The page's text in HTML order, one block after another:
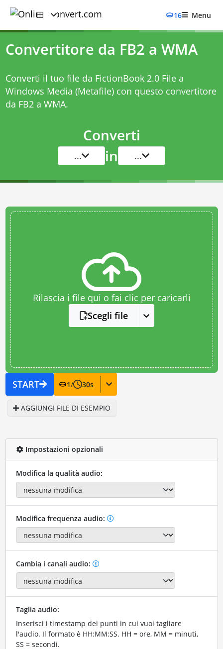
16 Menu
Convertitore da FB2 a WMA
Converti il tuo file da FictionBook 2.0 File a
Windows Media (Metafile) con questo convertitore
da FB2 a WMA.
Converti
... in ...
Rilascia i file qui o fai clic per caricarli
Scegli file
START 1/ 30s
AGGIUNGI FILE DI ESEMPIO
Impostazioni opzionali
Modifica la qualità audio:
Modifica frequenza audio:
Cambia i canali audio:
Taglia audio:
Inserisci i timestamp dei punti in cui vuoi tagliare
l'audio. Il formato è HH:MM:SS. HH = ore, MM = minuti,
SS = secondi.